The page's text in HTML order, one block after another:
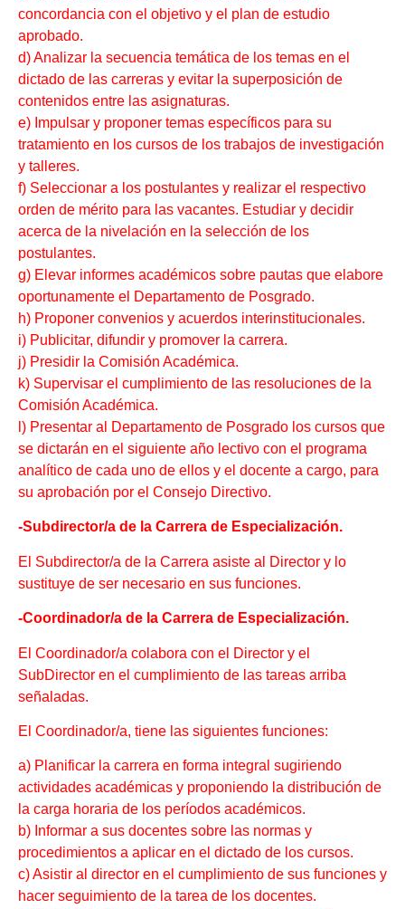
concordancia con el objetivo y el plan de estudio
aprobado.
d) Analizar la secuencia temática de los temas en el
dictado de las carreras y evitar la superposición de
contenidos entre las asignaturas.
e) Impulsar y proponer temas específicos para su
tratamiento en los cursos de los trabajos de investigación
y talleres.
f) Seleccionar a los postulantes y realizar el respectivo
orden de mérito para las vacantes. Estudiar y decidir
acerca de la nivelación en la selección de los
postulantes.
g) Elevar informes académicos sobre pautas que elabore
oportunamente el Departamento de Posgrado.
h) Proponer convenios y acuerdos interinstitucionales.
i) Publicitar, difundir y promover la carrera.
j) Presidir la Comisión Académica.
k) Supervisar el cumplimiento de las resoluciones de la
Comisión Académica.
l) Presentar al Departamento de Posgrado los cursos que
se dictarán en el siguiente año lectivo con el programa
analítico de cada uno de ellos y el docente a cargo, para
su aprobación por el Consejo Directivo.
-Subdirector/a de la Carrera de Especialización.
El Subdirector/a de la Carrera asiste al Director y lo
sustituye de ser necesario en sus funciones.
-Coordinador/a de la Carrera de Especialización.
El Coordinador/a colabora con el Director y el
SubDirector en el cumplimiento de las tareas arriba
señaladas.
El Coordinador/a, tiene las siguientes funciones:
a) Planificar la carrera en forma integral sugiriendo
actividades académicas y proponiendo la distribución de
la carga horaria de los períodos académicos.
b) Informar a sus docentes sobre las normas y
procedimientos a aplicar en el dictado de los cursos.
c) Asistir al director en el cumplimiento de sus funciones y
hacer seguimiento de la tarea de los docentes.